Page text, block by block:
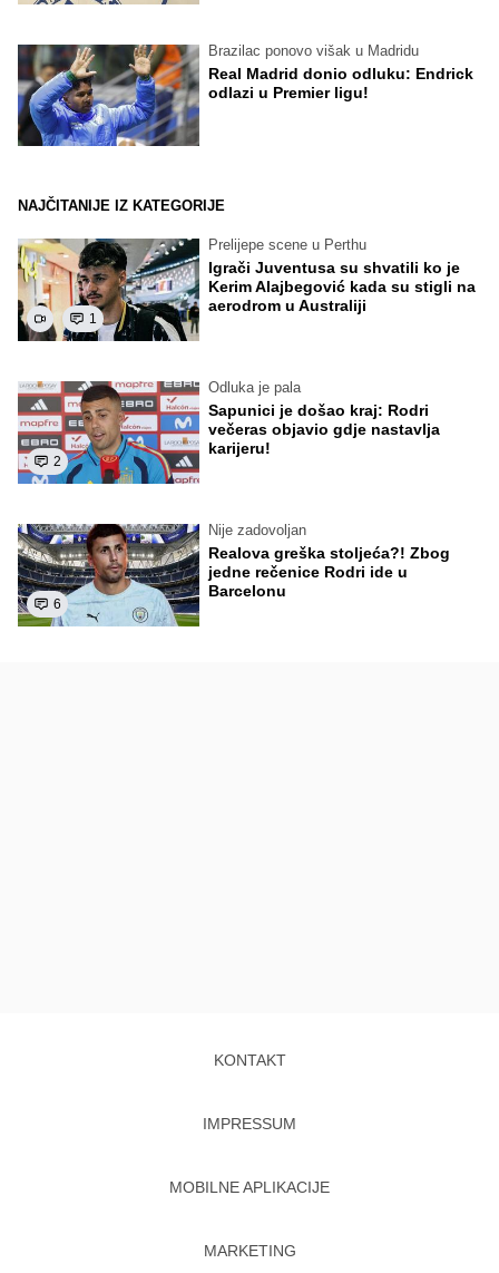
Brazilac ponovo višak u Madridu
Real Madrid donio odluku: Endrick
odlazi u Premier ligu!
NAJČITANIJE IZ KATEGORIJE
1
Prelijepe scene u Perthu
Igrači Juventusa su shvatili ko je
Kerim Alajbegović kada su stigli na
aerodrom u Australiji
2
Odluka je pala
Sapunici je došao kraj: Rodri
večeras objavio gdje nastavlja
karijeru!
6
Nije zadovoljan
Realova greška stoljeća?! Zbog
jedne rečenice Rodri ide u
Barcelonu
KONTAKT
IMPRESSUM
MOBILNE APLIKACIJE
MARKETING